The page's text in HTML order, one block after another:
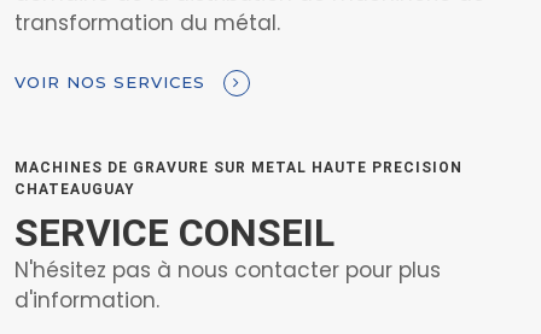
transformation du métal.
VOIR NOS SERVICES
MACHINES DE GRAVURE SUR METAL HAUTE PRECISION
CHATEAUGUAY
SERVICE CONSEIL
N'hésitez pas à nous contacter pour plus
d'information.